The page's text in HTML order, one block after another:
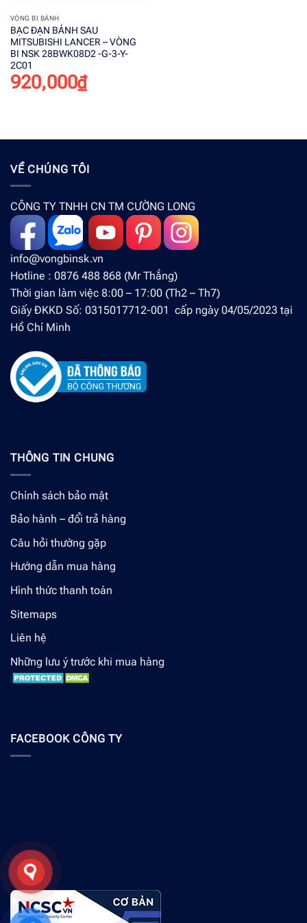
VÒNG BI BÁNH
BẠC ĐẠN BÁNH SAU
MITSUBISHI LANCER – VÒNG
BI NSK 28BWK08D2 -G-3-Y-
2C01
920,000₫
VỀ CHÚNG TÔI
CÔNG TY TNHH CN TM CƯỜNG LONG
info@vongbinsk.vn
Hotline : 0876 488 868 (Mr Thắng)
Thời gian làm việc 8:00 – 17:00 (Th2 – Th7)
Giấy ĐKKD Số: 0315017712-001 cấp ngày 04/05/2023 tại
Hồ Chí Minh
THÔNG TIN CHUNG
Chính sách bảo mật
Bảo hành – đổi trả hàng
Câu hỏi thường gặp
Hướng dẫn mua hàng
Hình thức thanh toán
Sitemaps
Liên hệ
Những lưu ý trước khi mua hàng
FACEBOOK CÔNG TY